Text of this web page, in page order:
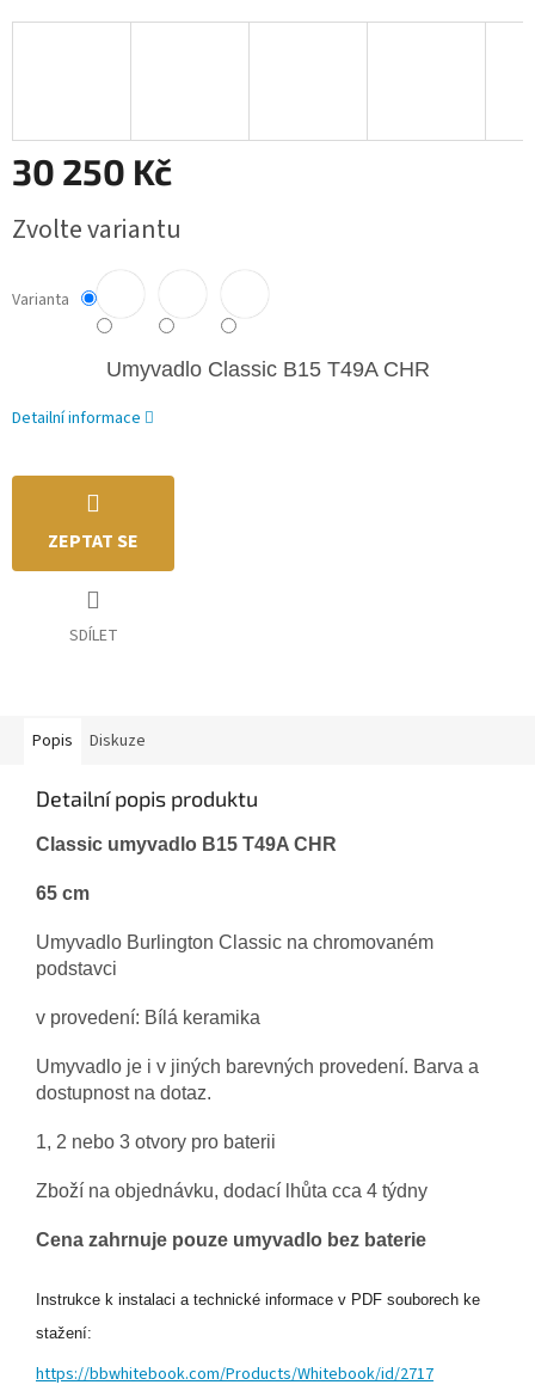
30 250 Kč
cena:
Zvolte variantu
Varianta
Umyvadlo Classic B15 T49A CHR
Detailní informace
ZEPTAT SE
SDÍLET
Popis Diskuze
Detailní popis produktu
Classic umyvadlo B15 T49A CHR
65 cm
Umyvadlo Burlington Classic na chromovaném
podstavci
v provedení: Bílá keramika
Umyvadlo je i v jiných barevných provedení. Barva a
dostupnost na dotaz.
1, 2 nebo 3 otvory pro baterii
Zboží na objednávku, dodací lhůta cca 4 týdny
Cena zahrnuje pouze umyvadlo bez baterie
Instrukce k instalaci a technické informace v PDF souborech ke
stažení:
https://bbwhitebook.com/Products/Whitebook/id/2717